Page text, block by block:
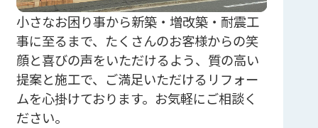
小さなお困り事から新築・増改築・耐震工
事に至るまで、たくさんのお客様からの笑
顔と喜びの声をいただけるよう、質の高い
提案と施工で、ご満足いただけるリフォー
ムを心掛けております。お気軽にご相談く
ださい。